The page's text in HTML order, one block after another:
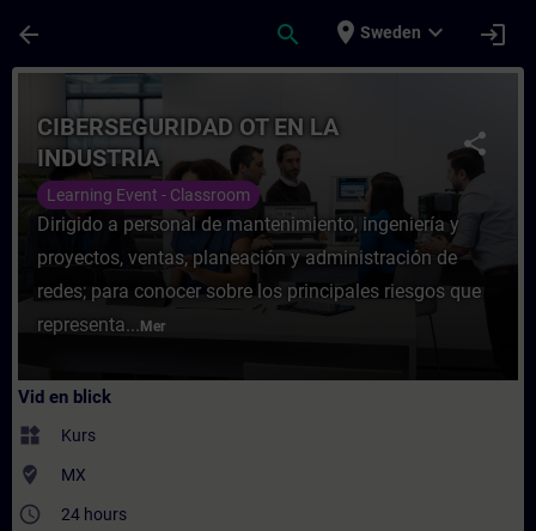
arrow_back search place Sweden expand_more login
Kurs - CIBERSEGURIDAD OT EN LA
share
CIBERSEGURIDAD OT EN LA
INDUSTRIA
Learning Event - Classroom
Dirigido a personal de mantenimiento, ingeniería y
proyectos, ventas, planeación y administración de
redes; para conocer sobre los principales riesgos que
representa... Mer
Vid en blick
widgets Kurs
where_to_vote MX
access_time 24 hours